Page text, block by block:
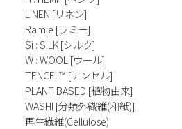
LINEN [リネン]
Ramie [ラミー]
Si : SILK [シルク]
W : WOOL [ウール]
TENCEL™ [テンセル]
PLANT BASED [植物由来]
WASHI [分類外繊維(和紙)]
再生繊維(Cellulose)